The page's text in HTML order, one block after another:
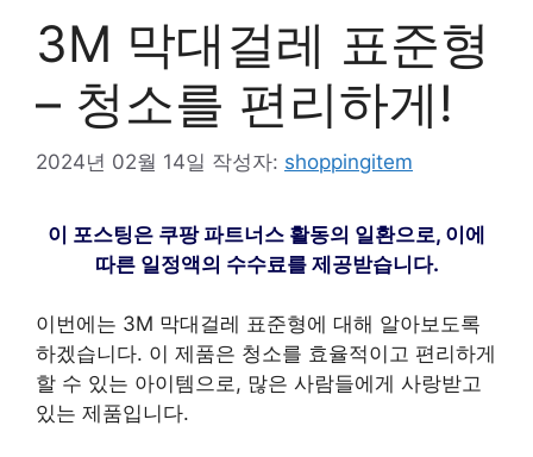
3M 막대걸레 표준형
– 청소를 편리하게!
2024년 02월 14일 작성자: shoppingitem
이 포스팅은 쿠팡 파트너스 활동의 일환으로, 이에
따른 일정액의 수수료를 제공받습니다.
이번에는 3M 막대걸레 표준형에 대해 알아보도록
하겠습니다. 이 제품은 청소를 효율적이고 편리하게
할 수 있는 아이템으로, 많은 사람들에게 사랑받고
있는 제품입니다.